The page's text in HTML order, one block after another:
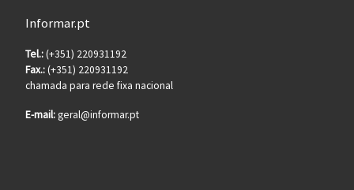
Informar.pt
Tel.:(+351) 220931192
Fax.:(+351) 220931192
chamada para rede fixa nacional
E-mail:geral@informar.pt